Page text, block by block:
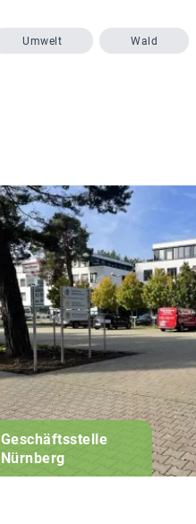
Umwelt Wald
Geschäftsstelle
Nürnberg